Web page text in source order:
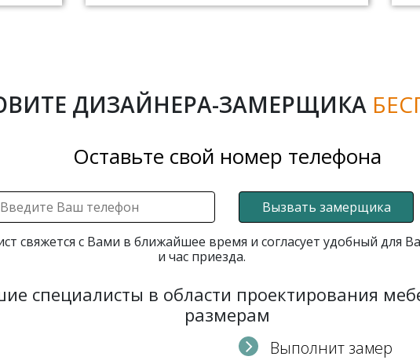
ДИЗАЙНЕРА-ЗАМЕРЩИКА
Оставьте свой номер телефона
Вызвать замерщика
свяжется с Вами в ближайшее время и согласует удобный для
и час приезда.
специалисты в области проектирования
размерам
Выполнит замер